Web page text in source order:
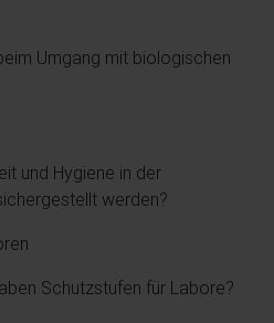
Umgang mit biologischen
und Hygiene in der
werden?
Schutzstufen für Labore?